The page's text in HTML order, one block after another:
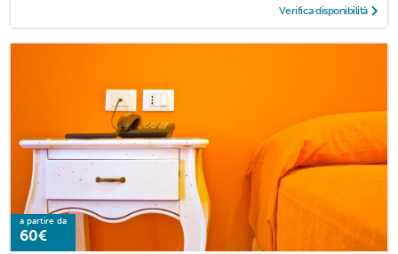
Verifica disponibilità
a partire da
60€